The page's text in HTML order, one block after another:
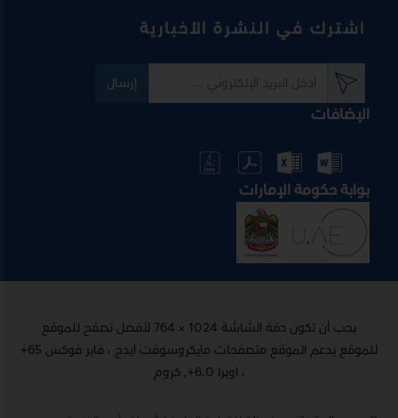
اشترك في النشرة الأخبارية
إرسال
الإضافات
بوابة حكومة الإمارات
يجب أن تكون دقة الشاشة 1024 × 764 لأفضل تصفح للموقع
للموقع يدعم الموقع متصفحات مايكروسوفت ايدج ، فاير فوكس 65+
، اوبرا 6.0+, كروم